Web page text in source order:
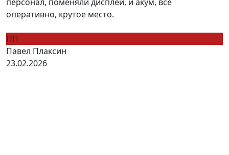
персонал, поменяли дисплей, и акум, все
оперативно, крутое место.
ПП
Павел Плаксин
23.02.2026